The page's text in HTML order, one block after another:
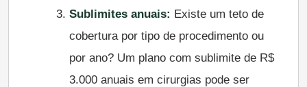
Sublimites anuais: Existe um teto de
cobertura por tipo de procedimento ou
por ano? Um plano com sublimite de R$
3.000 anuais em cirurgias pode ser